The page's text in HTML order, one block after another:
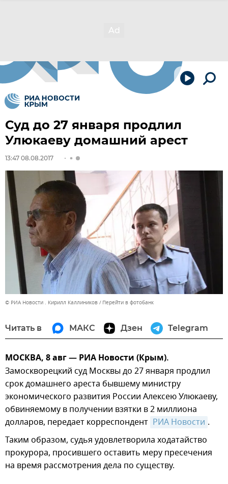
Суд до 27 января продлил
Улюкаеву домашний арест
13:47 08.08.2017
© РИА Новости . Кирилл Каллиников Перейти в фотобанк
Читать в МАКС Дзен Telegram
МОСКВА, 8 авг — РИА Новости (Крым).
Замоскворецкий суд Москвы до 27 января продлил
срок домашнего ареста бывшему министру
экономического развития России Алексею Улюкаеву,
обвиняемому в получении взятки в 2 миллиона
долларов, передает корреспондент РИА Новости .
Таким образом, судья удовлетворила ходатайство
прокурора, просившего оставить меру пресечения
на время рассмотрения дела по существу.